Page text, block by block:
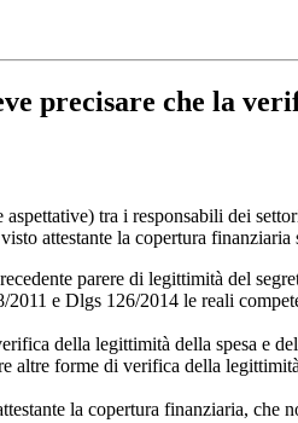
precisare che la
tra i responsabili dei
attestante la copertura
parere di legittimità del
e Dlgs 126/2014 le reali
della legittimità della spesa e
altre forme di verifica della
la copertura finanziaria,